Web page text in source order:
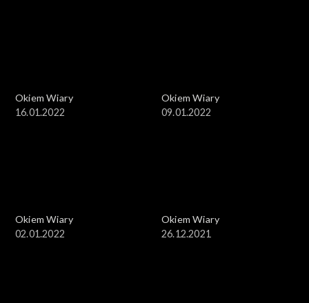
Okiem Wiary
16.01.2022
Okiem Wiary
09.01.2022
Okiem Wiary
02.01.2022
Okiem Wiary
26.12.2021